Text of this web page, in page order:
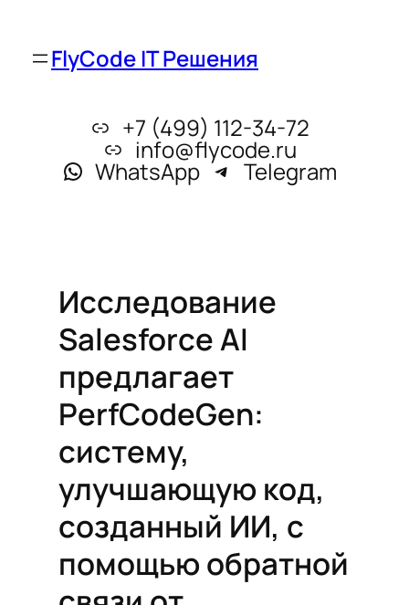
FlyCode IT Решения
+7 (499) 112-34-72
info@flycode.ru
WhatsApp Telegram
Исследование
Salesforce AI
предлагает
PerfCodeGen:
систему,
улучшающую код,
созданный ИИ, с
помощью обратной